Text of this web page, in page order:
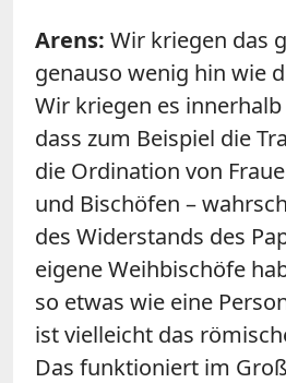
Arens: Wir kriegen das
genauso wenig hin wie
Wir kriegen es
dass zum Beispiel die
die Ordination von
und Bischöfen –
des Widerstands des
eigene Weihbischöfe
so etwas wie eine
ist vielleicht das
Das funktioniert im